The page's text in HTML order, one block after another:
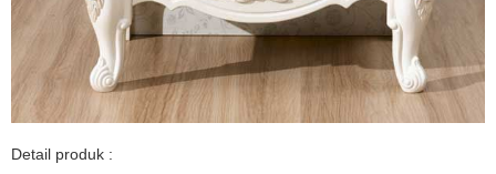
Detail produk :